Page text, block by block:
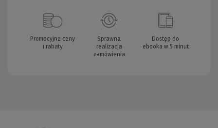
Promocyjne ceny
i rabaty
Sprawna
realizacja
zamówienia
Dostęp do
ebooka w 5 minut